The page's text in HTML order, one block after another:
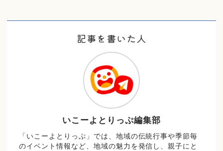
記事を書いた人
いこーよとりっぷ編集部
「いこーよとりっぷ」では、地域の伝統行事や季節毎
のイベント情報など、地域の魅力を発信し、親子にと